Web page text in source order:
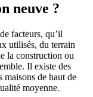
neuve ?
facteurs, qu’il
utilisés, du terrain
la construction ou
Il existe des
maisons de haut de
moyenne.